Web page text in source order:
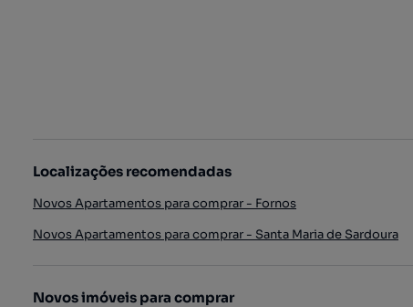
Localizações recomendadas
Novos Apartamentos para comprar - Fornos
Novos Apartamentos para comprar - Santa Maria de Sardoura
Novos imóveis para comprar